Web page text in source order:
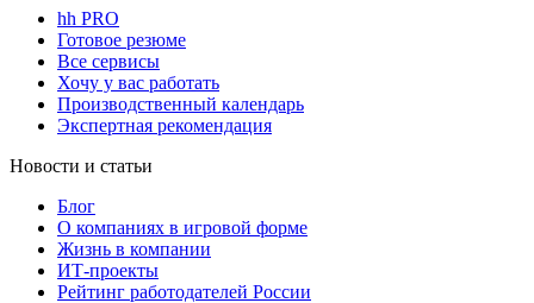
hh PRO
Готовое резюме
Все сервисы
Хочу у вас работать
Производственный календарь
Экспертная рекомендация
Новости и статьи
Блог
О компаниях в игровой форме
Жизнь в компании
ИТ-проекты
Рейтинг работодателей России